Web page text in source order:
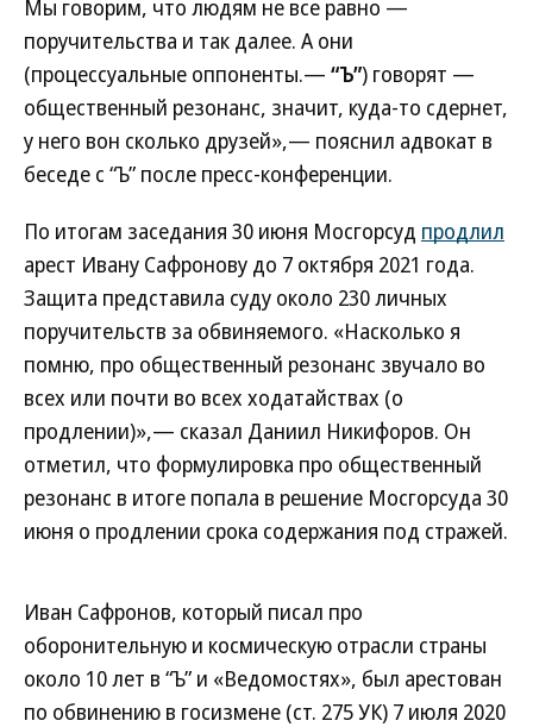
Мы говорим, что людям не все равно —
поручительства и так далее. А они
(процессуальные оппоненты.— “Ъ”) говорят —
общественный резонанс, значит, куда-то сдернет,
у него вон сколько друзей»,— пояснил адвокат в
беседе с “Ъ” после пресс-конференции.
По итогам заседания 30 июня Мосгорсуд продлил
арест Ивану Сафронову до 7 октября 2021 года.
Защита представила суду около 230 личных
поручительств за обвиняемого. «Насколько я
помню, про общественный резонанс звучало во
всех или почти во всех ходатайствах (о
продлении)»,— сказал Даниил Никифоров. Он
отметил, что формулировка про общественный
резонанс в итоге попала в решение Мосгорсуда 30
июня о продлении срока содержания под стражей.
Иван Сафронов, который писал про
оборонительную и космическую отрасли страны
около 10 лет в “Ъ” и «Ведомостях», был арестован
по обвинению в госизмене (ст. 275 УК) 7 июля 2020